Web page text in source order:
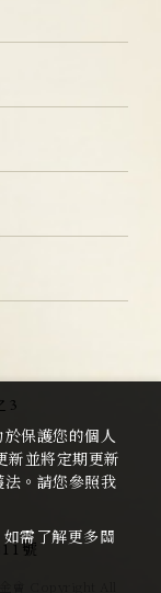
3
號
保護您的個人
新並將定期更新
。請您參照我
需了解更多關